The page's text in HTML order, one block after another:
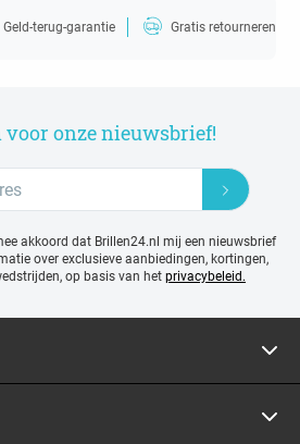
Geld-terug-garantie Gratis retourneren
voor onze nieuwsbrief!
akkoord dat Brillen24.nl mij een nieuwsbrief
over exclusieve aanbiedingen, kortingen,
op basis van het privacybeleid.